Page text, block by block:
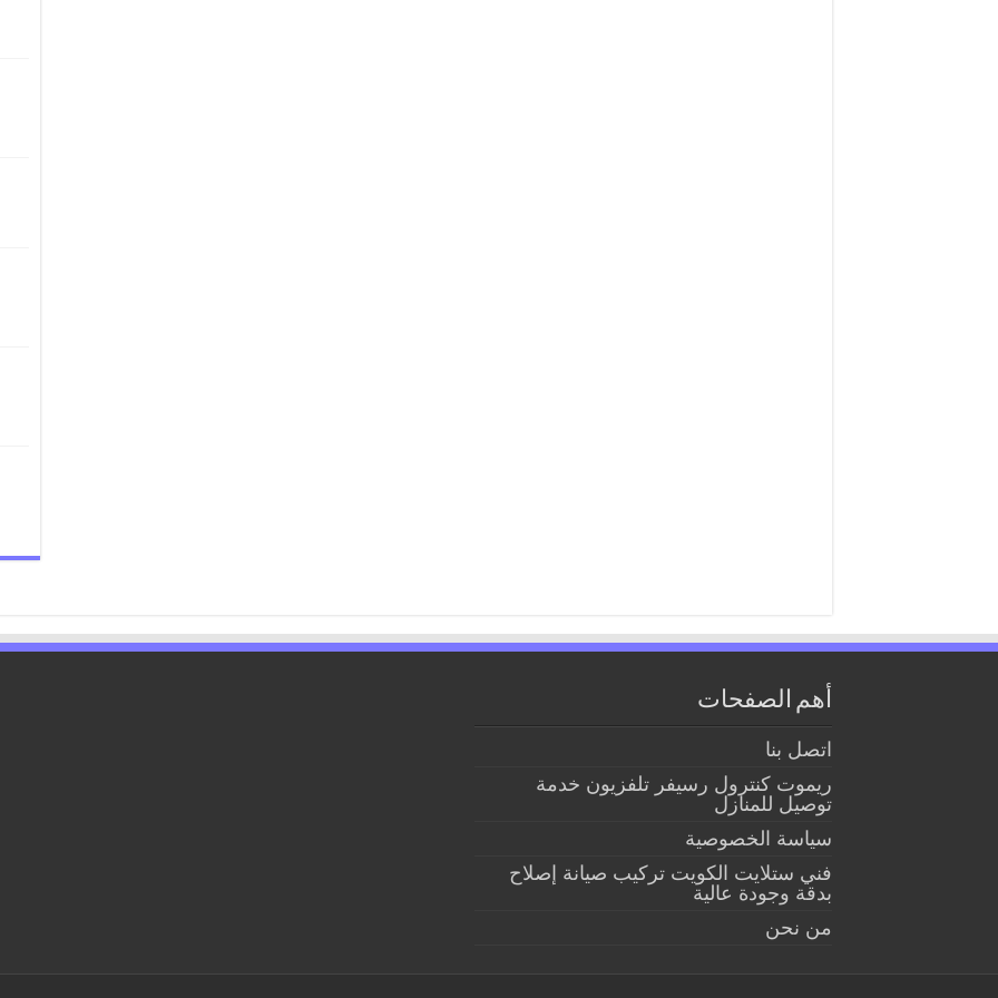
أهم الصفحات
اتصل بنا
ريموت كنترول رسيفر تلفزيون خدمة
توصيل للمنازل
سياسة الخصوصية
فني ستلايت الكويت تركيب صيانة إصلاح
بدقة وجودة عالية
من نحن